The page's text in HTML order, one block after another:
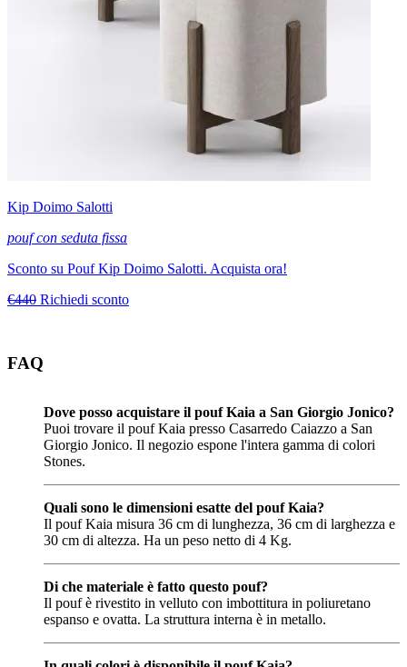
Kip Doimo Salotti
pouf con seduta fissa
Sconto su Pouf Kip Doimo Salotti. Acquista ora!
€440 Richiedi sconto
FAQ
Dove posso acquistare il pouf Kaia a San Giorgio Jonico?
Puoi trovare il pouf Kaia presso Casarredo Caiazzo a San
Giorgio Jonico. Il negozio espone l'intera gamma di colori
Stones.
Quali sono le dimensioni esatte del pouf Kaia?
Il pouf Kaia misura 36 cm di lunghezza, 36 cm di larghezza e
30 cm di altezza. Ha un peso netto di 4 Kg.
Di che materiale è fatto questo pouf?
Il pouf è rivestito in velluto con imbottitura in poliuretano
espanso e ovatta. La struttura interna è in metallo.